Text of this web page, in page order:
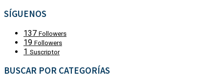
VIRALES
PUBLICACIONES
SECCIONES
POLÍTICA
SÍGUENOS
137 Followers
19 Followers
1 Suscriptor
BUSCAR POR CATEGORÍAS